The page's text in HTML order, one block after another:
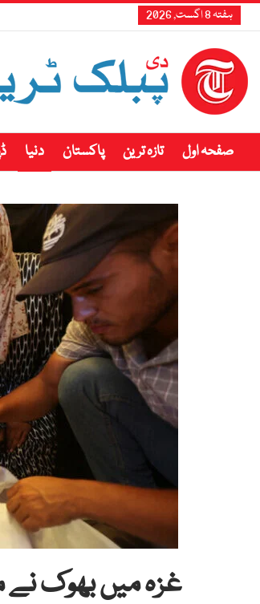
ہفتہ 8 اگست, 2026
صفحہ اول تازہ ترین پاکستان دنیا